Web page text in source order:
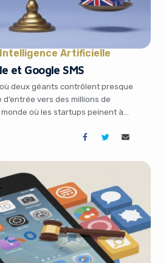
Intelligence Artificielle
et Google SMS
deux géants contrôlent presque
vers des millions de
où les startups peinent à
Eh bien, ce n’est pas de la
[…]